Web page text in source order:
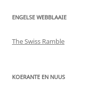
ENGELSE WEBBLAAIE
The Swiss Ramble
KOERANTE EN NUUS